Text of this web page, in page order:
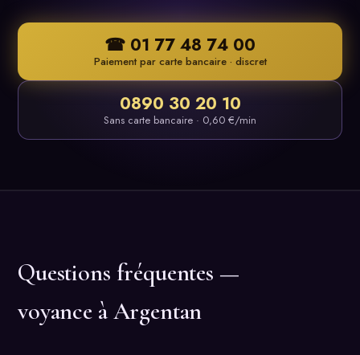
☎ 01 77 48 74 00
Paiement par carte bancaire · discret
0890 30 20 10
Sans carte bancaire · 0,60 €/min
Questions fréquentes —
voyance à Argentan